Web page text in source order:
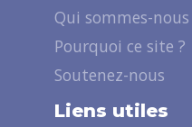
Qui sommes-nous
Pourquoi ce site ?
Soutenez-nous
Liens utiles